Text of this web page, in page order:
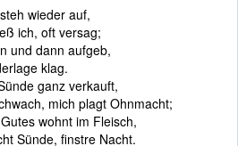
wieder auf,
ich, oft versag;
und dann aufgeb,
klag.
ganz verkauft,
mich plagt Ohnmacht;
wohnt im Fleisch,
Sünde, finstre Nacht.